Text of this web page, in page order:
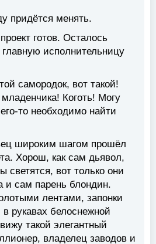
придётся менять.
готов. Осталось
исполнительницу
самородок, вот такой!
Коготь! Могу
то необходимо найти
широким шагом прошёл
Хорош, как сам дьявол,
светятся, вот только они
и сам парень блондин.
лентами, запонки
рукавах белоснежной
такой элегантный
владелец заводов и